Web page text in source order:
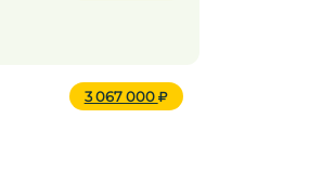
3 067 000